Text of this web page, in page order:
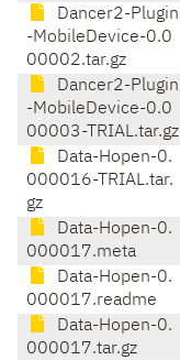
Dancer2-Plugin
-MobileDevice-0.0
00002.tar.gz
Dancer2-Plugin
-MobileDevice-0.0
00003-TRIAL.tar.gz
Data-Hopen-0.
000016-TRIAL.tar.
gz
Data-Hopen-0.
000017.meta
Data-Hopen-0.
000017.readme
Data-Hopen-0.
000017.tar.gz